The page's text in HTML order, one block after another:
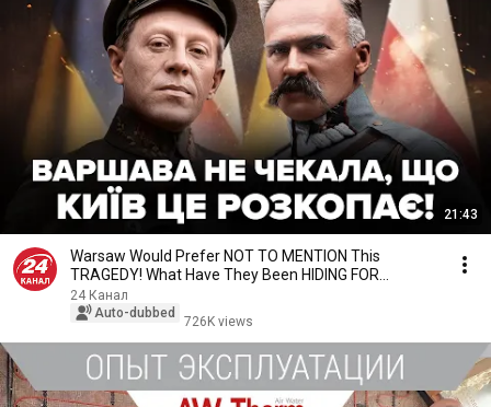
21:43
Warsaw Would Prefer NOT TO MENTION This
TRAGEDY! What Have They Been HIDING FOR
YEARS? The Price ...
24 Канал
Auto-dubbed
726K views